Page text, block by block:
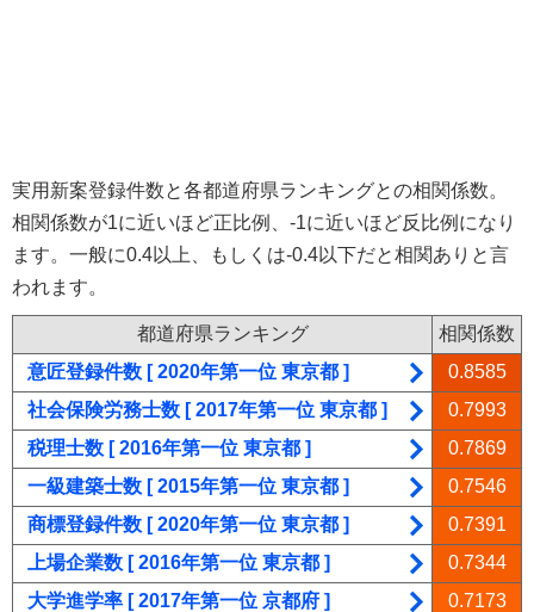
実用新案登録件数と各都道府県ランキングとの相関係数。
相関係数が1に近いほど正比例、-1に近いほど反比例になり
ます。一般に0.4以上、もしくは-0.4以下だと相関ありと言
われます。
都道府県ランキング
相関係数
意匠登録件数 [ 2020年第一位 東京都 ]
0.8585
社会保険労務士数 [ 2017年第一位 東京都 ]
0.7993
税理士数 [ 2016年第一位 東京都 ]
0.7869
一級建築士数 [ 2015年第一位 東京都 ]
0.7546
商標登録件数 [ 2020年第一位 東京都 ]
0.7391
上場企業数 [ 2016年第一位 東京都 ]
0.7344
大学進学率 [ 2017年第一位 京都府 ]
0.7173